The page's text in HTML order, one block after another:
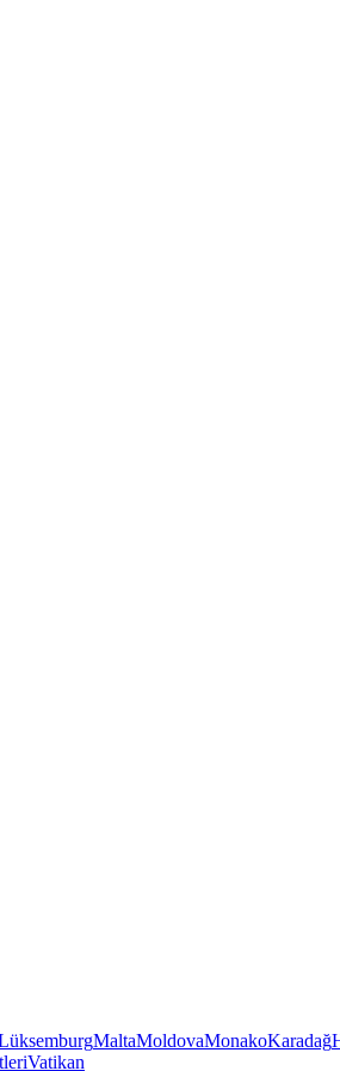
MaltaMoldovaMonakoKaradağ
Vatikan